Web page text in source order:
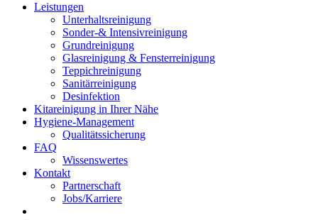
Leistungen
Unterhaltsreinigung
Sonder-& Intensivreinigung
Grundreinigung
Glasreinigung & Fensterreinigung
Teppichreinigung
Sanitärreinigung
Desinfektion
Kitareinigung in Ihrer Nähe
Hygiene-Management
Qualitätssicherung
FAQ
Wissenswertes
Kontakt
Partnerschaft
Jobs/Karriere